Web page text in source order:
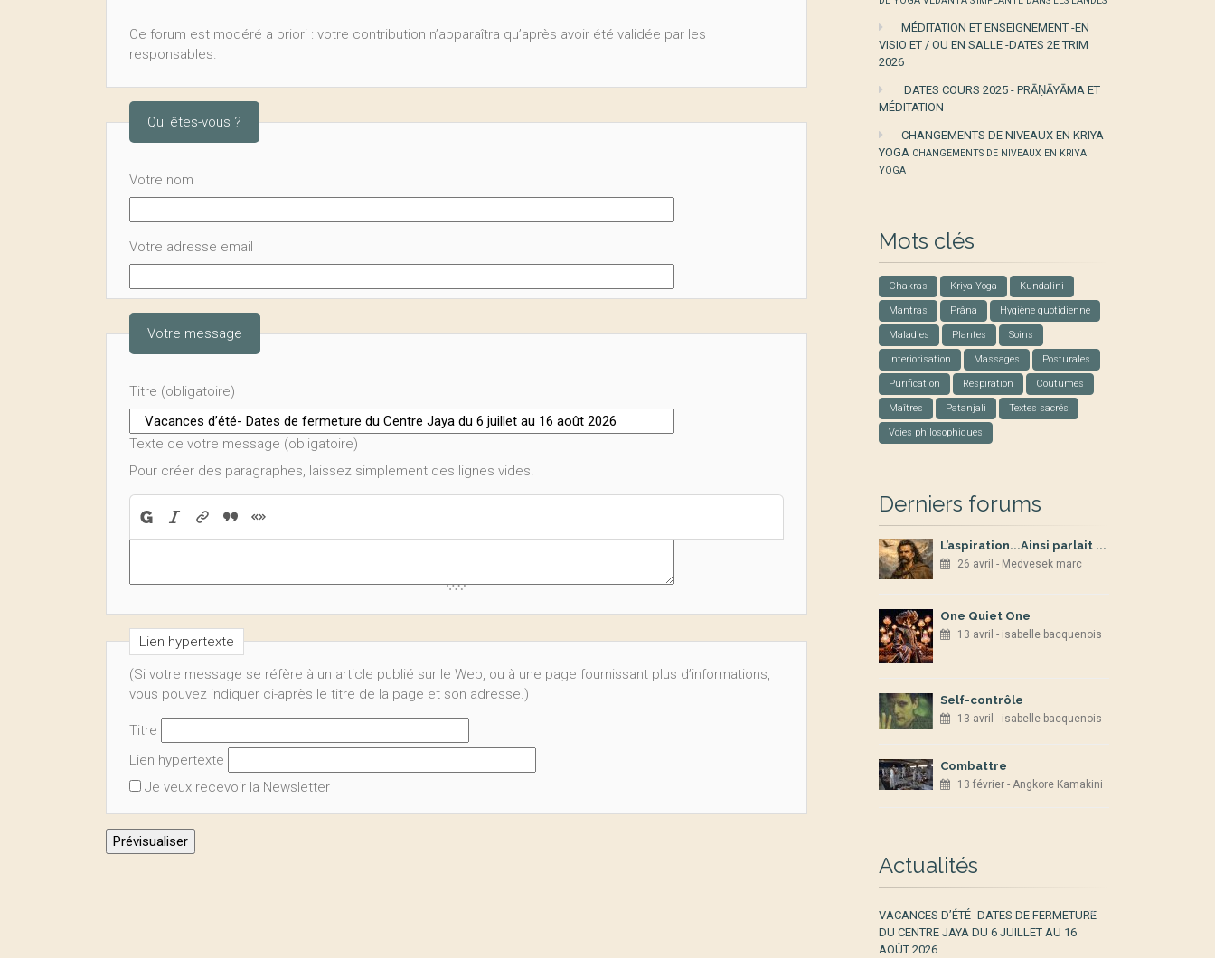
Ce forum est modéré a priori : votre contribution n’apparaîtra qu’après avoir été validée par les
responsables.
Qui êtes-vous ?
Votre nom
Votre adresse email
Votre message
Titre (obligatoire)
Texte de votre message (obligatoire)
Pour créer des paragraphes, laissez simplement des lignes vides.
Lien hypertexte
(Si votre message se réfère à un article publié sur le Web, ou à une page fournissant plus d’informations,
vous pouvez indiquer ci-après le titre de la page et son adresse.)
Titre
Lien hypertexte
Je veux recevoir la Newsletter
MÉDITATION ET ENSEIGNEMENT -EN
VISIO ET / OU EN SALLE -DATES 2E TRIM
2026
DATES COURS 2025 - PRĀṆĀYĀMA ET
MÉDITATION
CHANGEMENTS DE NIVEAUX EN KRIYA
YOGA CHANGEMENTS DE NIVEAUX EN KRIYA
YOGA
Mots clés
Chakras Kriya Yoga Kundalini
Mantras Prâna Hygiène quotidienne
Maladies Plantes Soins
Interiorisation Massages Posturales
Purification Respiration Coutumes
Maîtres Patanjali Textes sacrés
Voies philosophiques
Derniers forums
L’aspiration...Ainsi parlait ...
26 avril - Medvesek marc
One Quiet One
13 avril - isabelle bacquenois
Self-contrôle
13 avril - isabelle bacquenois
Combattre
13 février - Angkore Kamakini
Actualités
VACANCES D’ÉTÉ- DATES DE FERMETURE
DU CENTRE JAYA DU 6 JUILLET AU 16
AOÛT 2026